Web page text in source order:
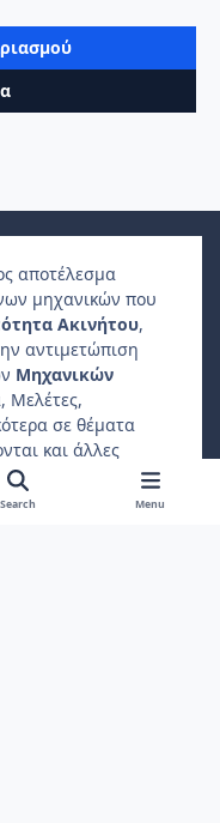
αποτέλεσμα
μηχανικών που
Ακινήτου,
αντιμετώπιση
Μηχανικών
Μελέτες,
σε θέματα
και άλλες
Φοροτεχνικοί
κ.λ.π..
Search Menu